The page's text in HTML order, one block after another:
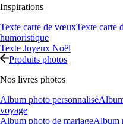
Inspirations
Texte carte de vœuxTexte carte
humoristique
Texte Joyeux Noël
Produits photos
Nos livres photos
Album photo personnalisé
voyage
Album photo de mariageAlbum